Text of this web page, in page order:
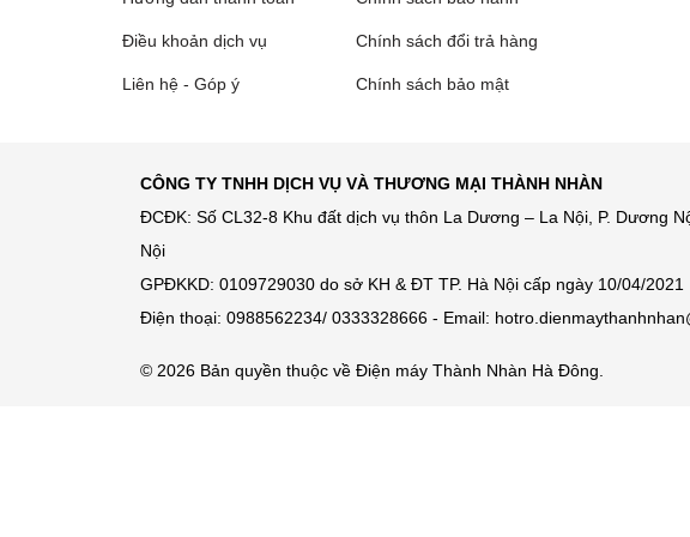
Điều khoản dịch vụ
Liên hệ - Góp ý
Chính sách đổi trả hàng
Chính sách bảo mật
CÔNG TY TNHH DỊCH VỤ VÀ THƯƠNG MẠI THÀNH NHÀN
ĐCĐK: Số CL32-8 Khu đất dịch vụ thôn La Dương – La Nội, P. Dương
Nội
GPĐKKD: 0109729030 do sở KH & ĐT TP. Hà Nội cấp ngày 10/04/2021
Điện thoại: 0988562234/ 0333328666 - Email:
© 2026 Bản quyền thuộc về Điện máy Thành Nhàn Hà Đông.